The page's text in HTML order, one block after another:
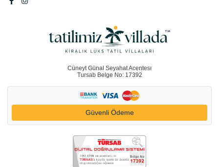
Cüneyt Günal Seyahat Acentesı
Tursab Belge No: 17392
Güvenli Ödeme